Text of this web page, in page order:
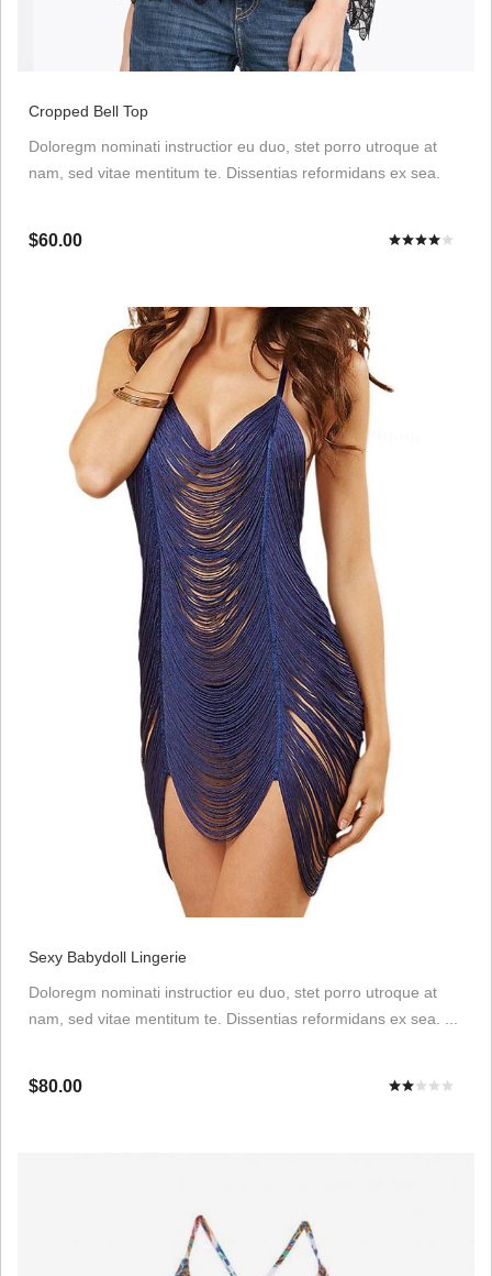
Cropped Bell Top
Doloregm nominati instructior eu duo, stet porro utroque at
nam, sed vitae mentitum te. Dissentias reformidans ex sea.
$60.00
Sexy Babydoll Lingerie
Doloregm nominati instructior eu duo, stet porro utroque at
nam, sed vitae mentitum te. Dissentias reformidans ex sea. ...
$80.00